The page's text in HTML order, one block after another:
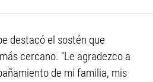
destacó el sostén que
cercano. "Le agradezco a
de mi familia, mis